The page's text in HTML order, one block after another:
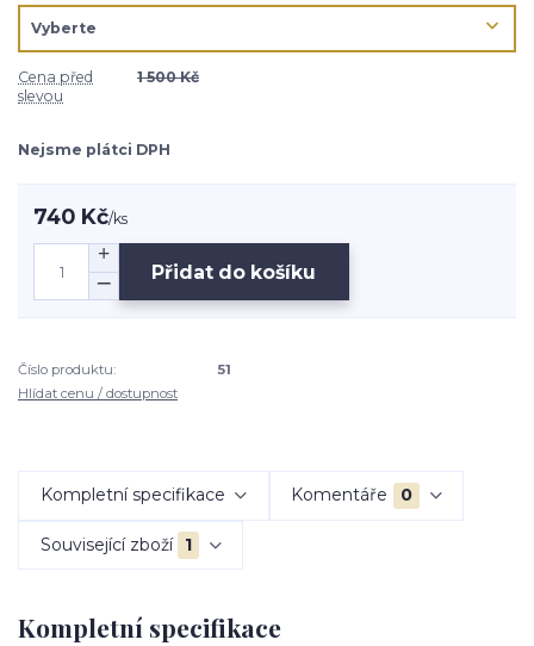
Cena před
slevou
1 500 Kč
Nejsme plátci DPH
740 Kč/ks
Přidat do košíku
Číslo produktu:
51
Hlídat cenu / dostupnost
Kompletní specifikace Komentáře 0
Související zboží 1
Kompletní specifikace